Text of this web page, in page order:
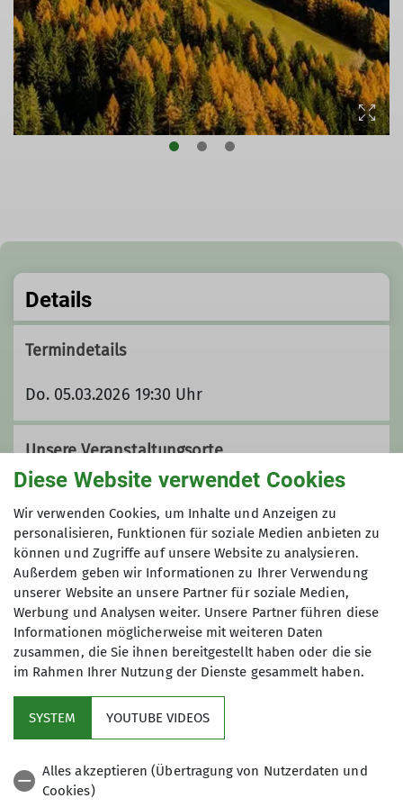
Details
Termindetails
Do. 05.03.2026 19:30 Uhr
Unsere Veranstaltungsorte
Kulturzentrum Das Rind
Mainstraße 11
65428 Rüsselsheim
Im Fokus
Hilfreiche Links
Diese Website verwendet Cookies
Wir verwenden Cookies, um Inhalte und Anzeigen zu
personalisieren, Funktionen für soziale Medien anbieten zu
können und Zugriffe auf unsere Website zu analysieren.
Außerdem geben wir Informationen zu Ihrer Verwendung
unserer Website an unsere Partner für soziale Medien,
Werbung und Analysen weiter. Unsere Partner führen diese
Informationen möglicherweise mit weiteren Daten
zusammen, die Sie ihnen bereitgestellt haben oder die sie
im Rahmen Ihrer Nutzung der Dienste gesammelt haben.
SYSTEM YOUTUBE VIDEOS
Alles akzeptieren (Übertragung von Nutzerdaten und
Cookies)